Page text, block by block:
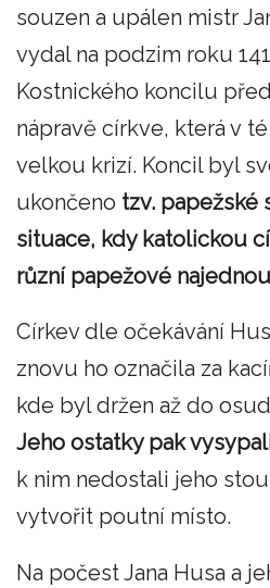
souzen a upálen mistr
vydal na podzim roku
Kostnického koncilu
nápravě církve, která v
velkou krizí. Koncil byl
ukončeno tzv. papežské
situace, kdy katolickou
různí papežové
Církev dle očekávání
znovu ho označila za
kde byl držen až do
Jeho ostatky pak
k nim nedostali jeho
vytvořit poutní místo.
Na počest Jana Husa a